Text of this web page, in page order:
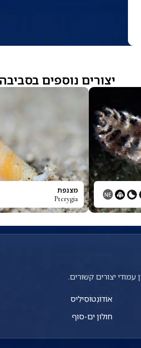
יצורים נוספים
NE מצנפת
Pterygia
יצורים קשורים.
אוֹדוֹנְטוֹסִילִיס
חולון ים-סוף